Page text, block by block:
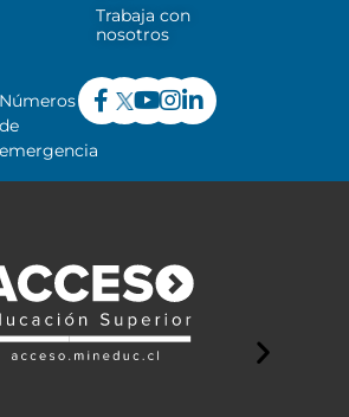
Trabaja con
nosotros
Números
de
emergencia